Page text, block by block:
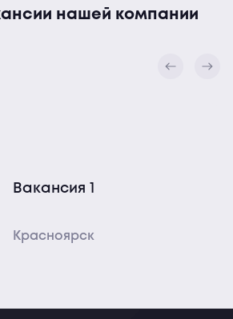
нашей компании
Вакансия 1
Красноярск